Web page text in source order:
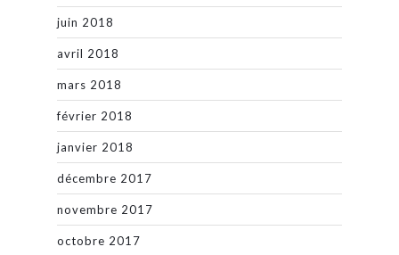
juin 2018
avril 2018
mars 2018
février 2018
janvier 2018
décembre 2017
novembre 2017
octobre 2017